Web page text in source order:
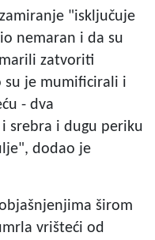
"isključuje
nemaran i da su
zatvoriti
su je mumificirali i
- dva
srebra i dugu periku
dodao je
širom
vrišteći od